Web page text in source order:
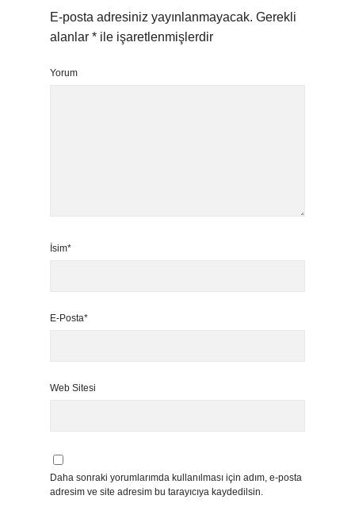
E-posta adresiniz yayınlanmayacak. Gerekli
alanlar * ile işaretlenmişlerdir
Yorum
İsim*
E-Posta*
Web Sitesi
Daha sonraki yorumlarımda kullanılması için adım, e-posta
adresim ve site adresim bu tarayıcıya kaydedilsin.